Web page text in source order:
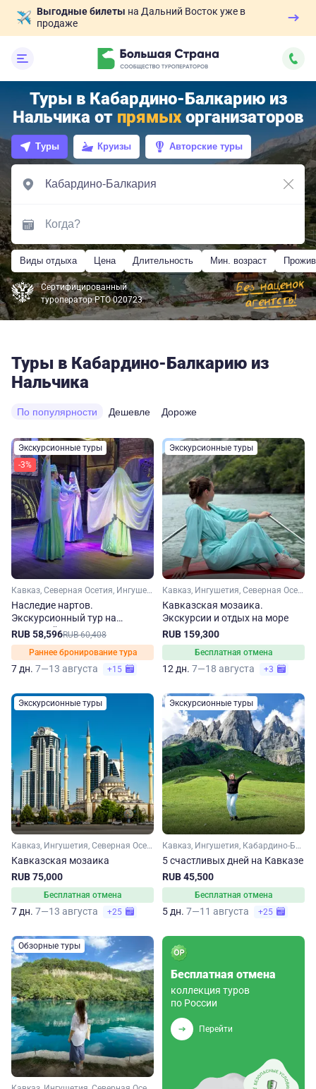
Выгодные билеты на Дальний Восток уже в
продаже
Туры в Кабардино-Балкарию из
Нальчика от прямыхорганизаторов
Туры Круизы Авторские туры
Виды отдыха Цена Длительность Мин. возраст
Сертифицированный
туроператор РТО 020723
Туры в Кабардино-Балкарию из
Нальчика
По популярности Дешевле Дороже
Экскурсионные туры
-3%
Кавказ, Северная Осетия, Ингушетия, Кабардино-Балкария, Чечня
Наследие нартов.
Экскурсионный тур на
Северный Кавказ
RUB 58,596RUB 60,408
Раннее бронирование тура
7 дн. 7—13 августа +15
Экскурсионные туры
Кавказ, Ингушетия, Северная Осетия, Чечня, Дагестан, Кабардино-Балкария
Кавказская мозаика.
Экскурсии и отдых на море
RUB 159,300
Бесплатная отмена
12 дн. 7—18 августа +3
Экскурсионные туры
Кавказ, Ингушетия, Северная Осетия, Чечня, Дагестан, Кабардино-Балкария
Кавказская мозаика
RUB 75,000
Бесплатная отмена
7 дн. 7—13 августа +25
Экскурсионные туры
Кавказ, Ингушетия, Кабардино-Балкария, Северная Осетия
5 счастливых дней на Кавказе
RUB 45,500
Бесплатная отмена
5 дн. 7—11 августа +25
Обзорные туры
Бесплатная отмена
коллекция туров
по России
Перейти